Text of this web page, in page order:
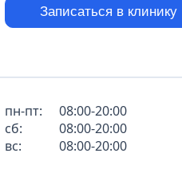
Записаться в клинику
пн-пт:
08:00-20:00
сб:
08:00-20:00
вс:
08:00-20:00